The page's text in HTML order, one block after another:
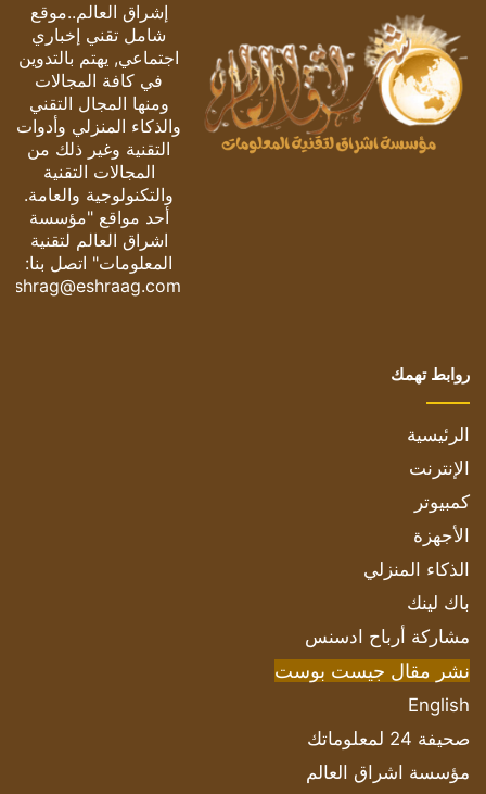
إشراق العالم..موقع
شامل تقني إخباري
اجتماعي, يهتم بالتدوين
في كافة المجالات
ومنها المجال التقني
والذكاء المنزلي وأدوات
التقنية وغير ذلك من
المجالات التقنية
والتكنولوجية والعامة.
أحد مواقع "مؤسسة
اشراق العالم لتقنية
المعلومات" اتصل بنا:
eshrag@eshraag.com
روابط تهمك
الرئيسية
الإنترنت
كمبيوتر
الأجهزة
الذكاء المنزلي
باك لينك
مشاركة أرباح ادسنس
نشر مقال جيست بوست
English
صحيفة 24 لمعلوماتك
مؤسسة اشراق العالم